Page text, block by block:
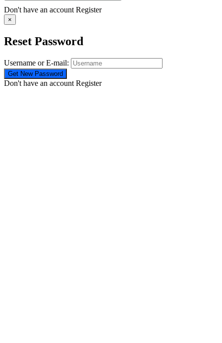
Don't have an account Register
×
Reset Password
Username or E-mail:
Don't have an account Register